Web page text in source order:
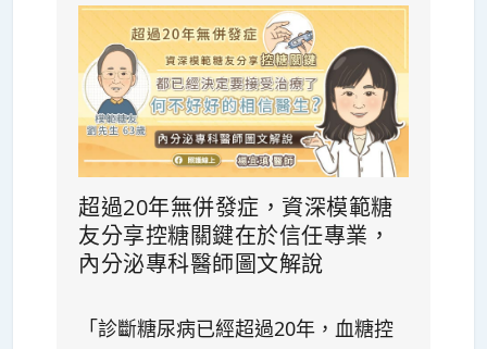
超過20年無併發症，資深模範糖
友分享控糖關鍵在於信任專業，
內分泌專科醫師圖文解說
「診斷糖尿病已經超過20年，血糖控